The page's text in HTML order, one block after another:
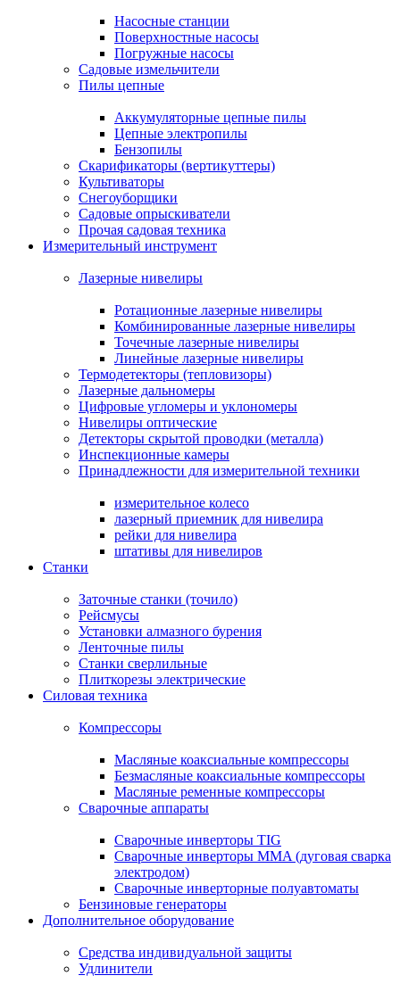
Насосные станции
Поверхностные насосы
Погружные насосы
Садовые измельчители
Пилы цепные
Аккумуляторные цепные пилы
Цепные электропилы
Бензопилы
Скарификаторы (вертикуттеры)
Культиваторы
Снегоуборщики
Садовые опрыскиватели
Прочая садовая техника
Измерительный инструмент
Лазерные нивелиры
Ротационные лазерные нивелиры
Комбинированные лазерные нивелиры
Точечные лазерные нивелиры
Линейные лазерные нивелиры
Термодетекторы (тепловизоры)
Лазерные дальномеры
Цифровые угломеры и уклономеры
Нивелиры оптические
Детекторы скрытой проводки (металла)
Инспекционные камеры
Принадлежности для измерительной техники
измерительное колесо
лазерный приемник для нивелира
рейки для нивелира
штативы для нивелиров
Станки
Заточные станки (точило)
Рейсмусы
Установки алмазного бурения
Ленточные пилы
Станки сверлильные
Плиткорезы электрические
Силовая техника
Компрессоры
Масляные коаксиальные компрессоры
Безмасляные коаксиальные компрессоры
Масляные ременные компрессоры
Сварочные аппараты
Сварочные инверторы TIG
Сварочные инверторы MMA (дуговая сварка
электродом)
Сварочные инверторные полуавтоматы
Бензиновые генераторы
Дополнительное оборудование
Средства индивидуальной защиты
Удлинители